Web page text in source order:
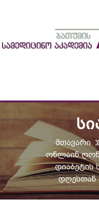
Მთავარი
Ონლაინ
Დიაბეტის
Დღესთან